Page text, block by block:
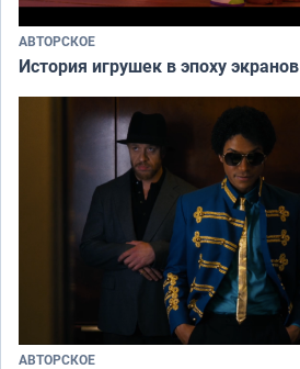
АВТОРСКОЕ
История игрушек в эпоху экранов
АВТОРСКОЕ